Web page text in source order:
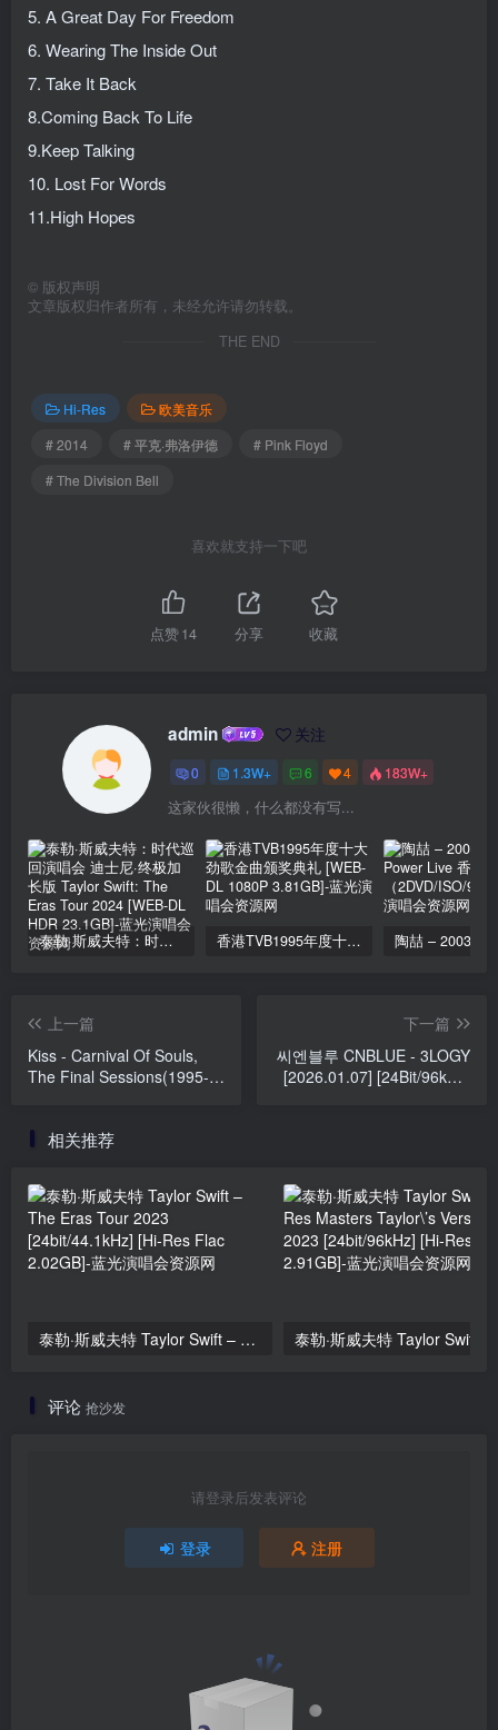
5. A Great Day For Freedom
6. Wearing The Inside Out
7. Take It Back
8.Coming Back To Life
9.Keep Talking
10. Lost For Words
11.High Hopes
© 版权声明
文章版权归作者所有，未经允许请勿转载。
THE END
Hi-Res
欧美音乐
# 2014
# 平克·弗洛伊德
# Pink Floyd
# The Division Bell
喜欢就支持一下吧
点赞14 分享 收藏
admin 关注
0 1.3W+ 6 4 183W+
这家伙很懒，什么都没有写...
泰勒·斯威夫特：时代巡回演唱会 迪士尼·终极加长版 Taylor Swift: The Eras Tour 2024 [WEB-DL HDR 23.1GB] 香港TVB1995年度十大劲歌金曲颁奖典礼 [WEB-DL 1080P 3.81GB]
上一篇
Kiss - Carnival Of Souls,
The Final Sessions(1995-
下一篇
씨엔블루 CNBLUE - 3LOGY
[2026.01.07] [24Bit/96kHz]
相关推荐
泰勒·斯威夫特 Taylor Swift – The Eras Tour 2023 [24bit/44.1kHz] [Hi-Res Flac 2.02GB]
评论 抢沙发
请登录后发表评论
登录 注册